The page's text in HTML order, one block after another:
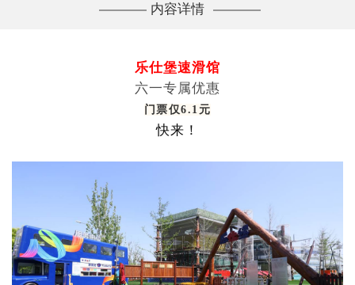
内容详情
乐仕堡速滑馆
六一专属优惠
门票仅6.1元
快来！